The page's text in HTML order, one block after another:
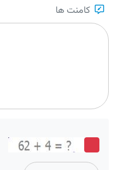
کامنت ها